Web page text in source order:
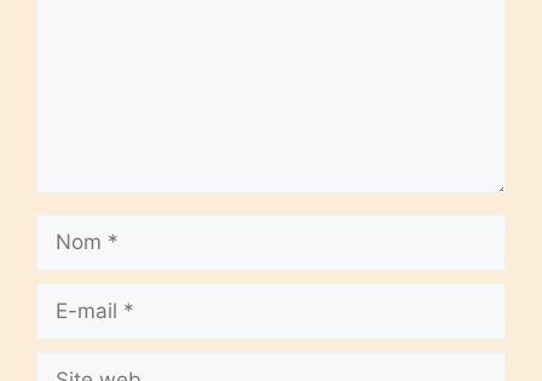
mail